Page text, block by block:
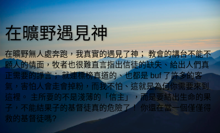
在曠野遇見神
在曠野無人處奔跑，我真實的遇見了神； 教會的講台不能不
顧人的情面，牧者也很難直言指出信徒的缺失、給出人們真
正需要的諍言； 就連標榜真道的、也都是 buf 了許多的客
氣，害怕人會走會掉粉，而我不怕、這就是為何你需要來到
這裡。 主所要的不是淺薄的「信主」，而是要結出生命的果
子，不能結果子的基督徒真的危險了！ 你還在當一個僅僅得
救的基督徒嗎?